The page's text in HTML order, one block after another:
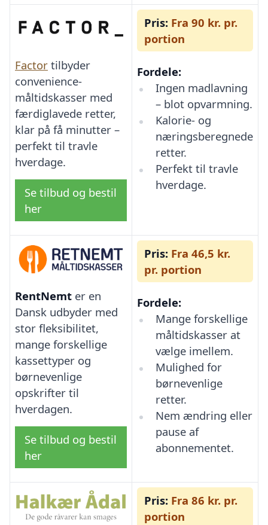
Factor tilbyder
convenience-
måltidskasser med
færdiglavede retter,
klar på få minutter –
perfekt til travle
hverdage.
Se tilbud og bestil
her
Pris: Fra 90 kr. pr.
portion
Fordele:
Ingen madlavning
– blot opvarmning.
Kalorie- og
næringsberegnede
retter.
Perfekt til travle
hverdage.
RentNemt er en
Dansk udbyder med
stor fleksibilitet,
mange forskellige
kassettyper og
børnevenlige
opskrifter til
hverdagen.
Se tilbud og bestil
her
Pris: Fra 46,5 kr.
pr. portion
Fordele:
Mange forskellige
måltidskasser at
vælge imellem.
Mulighed for
børnevenlige
retter.
Nem ændring eller
pause af
abonnementet.
Pris: Fra 86 kr. pr.
portion